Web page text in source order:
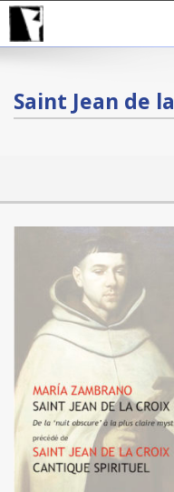
Saint Jean de